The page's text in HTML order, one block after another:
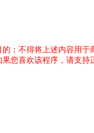
；不得将上述内容用
您喜欢该程序，请支